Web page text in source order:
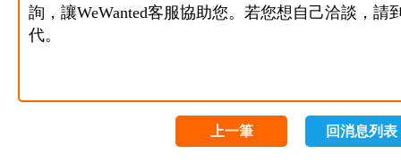
詢， 讓WeWanted客服協助您。若您想自己洽談，請
代。
上一筆 回消息列表